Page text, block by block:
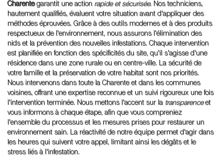
Charentegarantit une action rapide et sécurisée. Nos techniciens,
hautement qualifiés, évaluent votre situation avant d'appliquer des
méthodes éprouvées. Grâce à des outils modernes et à des produits
respectueux de l'environnement, nous assurons l'élimination des
nids et la prévention des nouvelles infestations. Chaque intervention
est planifiée en fonction des spécificités du site, qu'il s'agisse d'une
résidence dans une zone rurale ou en centre-ville. La sécurité de
votre famille et la préservation de votre habitat sont nos priorités.
Nous intervenons dans toute la Charente et dans les communes
voisines, offrant une expertise reconnue et un suivi rigoureux une fois
l'intervention terminée. Nous mettons l'accent sur la transparenceet
vous informons à chaque étape, afin que vous compreniez
l'ensemble du processus et les mesures prises pour restaurer un
environnement sain. La réactivité de notre équipe permet d'agir dans
les heures qui suivent votre appel, limitant ainsi les dégâts et le
stress liés à l'infestation.